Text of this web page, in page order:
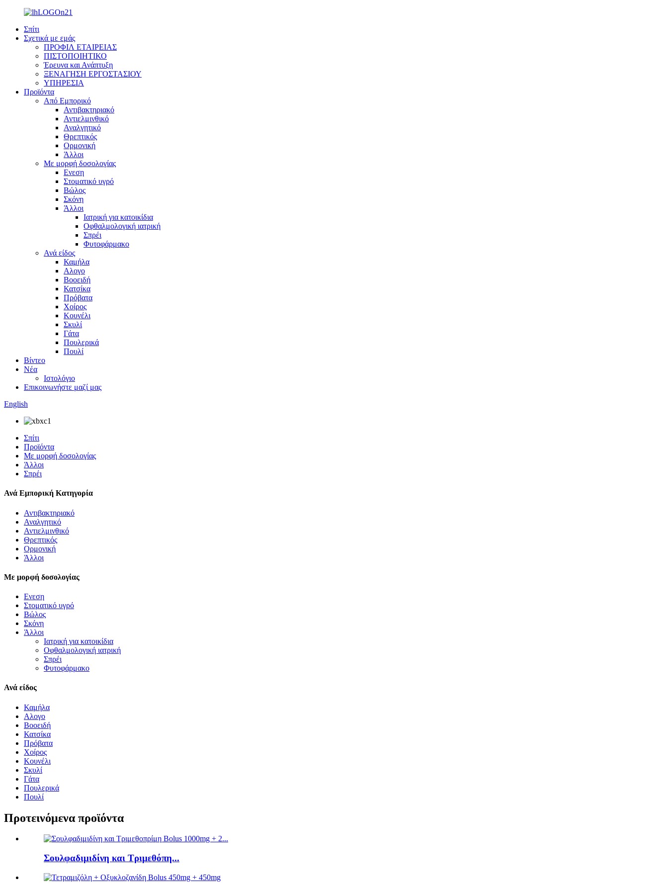
Σπίτι
Σχετικά με εμάς
ΠΡΟΦΙΛ ΕΤΑΙΡΕΙΑΣ
ΠΙΣΤΟΠΟΙΗΤΙΚΟ
Έρευνα και Ανάπτυξη
ΞΕΝΑΓΗΣΗ ΕΡΓΟΣΤΑΣΙΟΥ
ΥΠΗΡΕΣΙΑ
Προϊόντα
Από Εμπορικό
Αντιβακτηριακό
Αντιελμινθικό
Αναλγητικό
Θρεπτικός
Ορμονική
Άλλοι
Με μορφή δοσολογίας
Ενεση
Στοματικό υγρό
Βώλος
Σκόνη
Άλλοι
Ιατρική για κατοικίδια
Οφθαλμολογική ιατρική
Σπρέι
Φυτοφάρμακο
Ανά είδος
Καμήλα
Αλογο
Βοοειδή
Κατσίκα
Πρόβατα
Χοίρος
Κουνέλι
Σκυλί
Γάτα
Πουλερικά
Πουλί
Βίντεο
Νέα
Ιστολόγιο
Επικοινωνήστε μαζί μας
English
Σπίτι
Προϊόντα
Με μορφή δοσολογίας
Άλλοι
Σπρέι
Ανά Εμπορική Κατηγορία
Αντιβακτηριακό
Αναλγητικό
Αντιελμινθικό
Θρεπτικός
Ορμονική
Άλλοι
Με μορφή δοσολογίας
Ενεση
Στοματικό υγρό
Βώλος
Σκόνη
Άλλοι
Ιατρική για κατοικίδια
Οφθαλμολογική ιατρική
Σπρέι
Φυτοφάρμακο
Ανά είδος
Καμήλα
Αλογο
Βοοειδή
Κατσίκα
Πρόβατα
Χοίρος
Κουνέλι
Σκυλί
Γάτα
Πουλερικά
Πουλί
Προτεινόμενα προϊόντα
Σουλφαδιμιδίνη και Τριμεθόπη...